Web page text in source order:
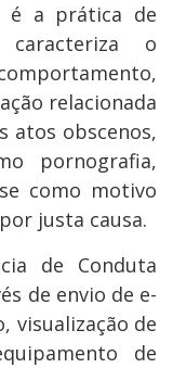
é a prática de
o
relacionada
atos obscenos,
pornografia,
como motivo
justa causa.
de Conduta
de envio de e-
visualização de
de